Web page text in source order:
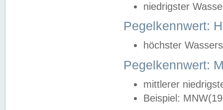
niedrigster
Pegelkennwert:
höchster
Pegelkennwert:
mittlerer
Beispiel: